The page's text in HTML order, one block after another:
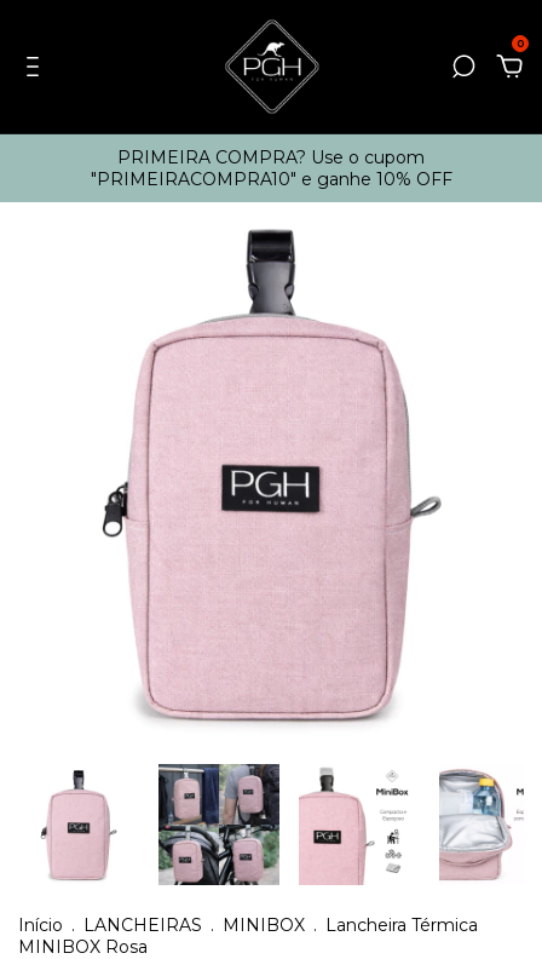
0
PRIMEIRA COMPRA? Use o cupom
"PRIMEIRACOMPRA10" e ganhe 10% OFF
Início . LANCHEIRAS . MINIBOX . Lancheira Térmica
MINIBOX Rosa